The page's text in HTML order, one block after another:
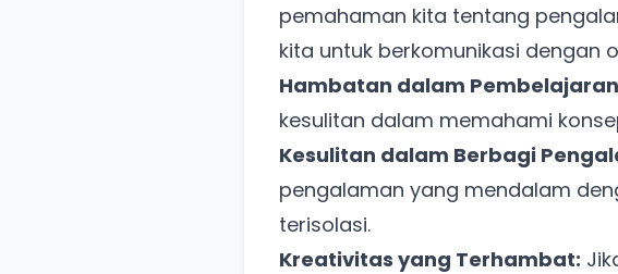
pemahaman kita tentang
kita untuk berkomunikasi dengan
Hambatan dalam
kesulitan dalam memahami
Kesulitan dalam Berbagi
pengalaman yang mendalam
terisolasi.
Kreativitas yang Terhambat: